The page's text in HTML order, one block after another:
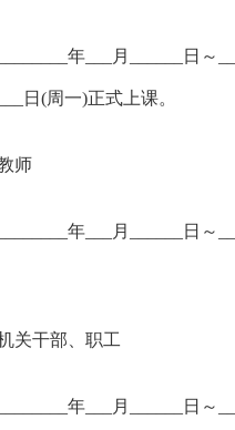
年___月______日～
日(周一)正式上课。
师
年___月______日
关干部、职工
年___月______日